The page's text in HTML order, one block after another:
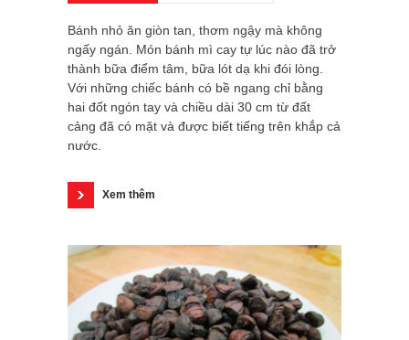
Bánh nhỏ ăn giòn tan, thơm ngậy mà không
ngấy ngán. Món bánh mì cay tự lúc nào đã trở
thành bữa điểm tâm, bữa lót dạ khi đói lòng.
Với những chiếc bánh có bề ngang chỉ bằng
hai đốt ngón tay và chiều dài 30 cm từ đất
cảng đã có mặt và được biết tiếng trên khắp cả
nước.
Xem thêm